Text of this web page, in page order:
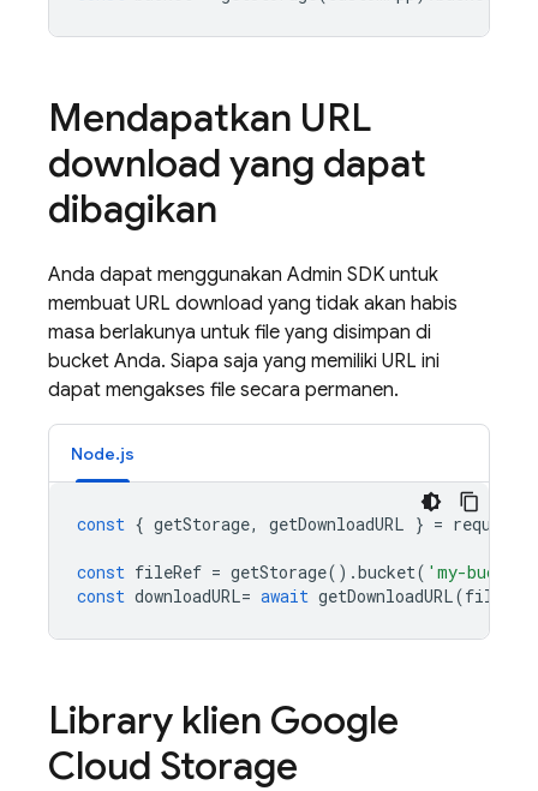
Mendapatkan URL
download yang dapat
dibagikan
Anda dapat menggunakan Admin SDK untuk
membuat URL download yang tidak akan habis
masa berlakunya untuk file yang disimpan di
bucket Anda. Siapa saja yang memiliki URL ini
dapat mengakses file secara permanen.
Node.js
const { getStorage, getDownloadURL } = require
const fileRef = getStorage().bucket( 'my-bucket'
const downloadURL= await getDownloadURL(fileRef
Library klien Google
Cloud Storage